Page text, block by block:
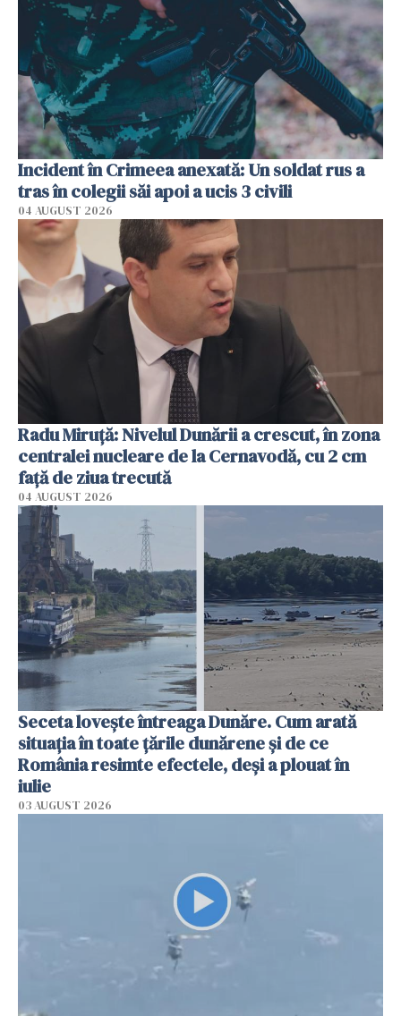
Incident în Crimeea anexată: Un soldat rus a
tras în colegii săi apoi a ucis 3 civili
04 AUGUST 2026
Radu Miruţă: Nivelul Dunării a crescut, în zona
centralei nucleare de la Cernavodă, cu 2 cm
faţă de ziua trecută
04 AUGUST 2026
Seceta lovește întreaga Dunăre. Cum arată
situația în toate țările dunărene și de ce
România resimte efectele, deși a plouat în
iulie
03 AUGUST 2026